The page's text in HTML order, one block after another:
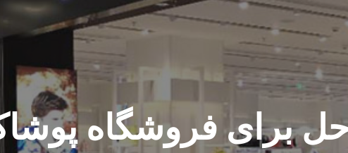
برای فروشگاه